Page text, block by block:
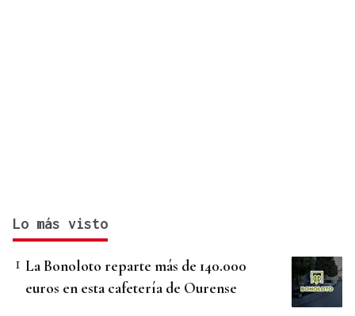
Lo más visto
La Bonoloto reparte más de 140.000
euros en esta cafetería de Ourense